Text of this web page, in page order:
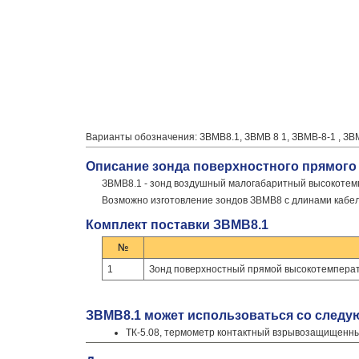
Варианты обозначения: ЗВМВ8.1, ЗВМВ 8 1, ЗВМВ-8-1 ,
Описание зонда поверхностного
ЗВМВ8.1 - зонд воздушный малогабаритный
Возможно изготовление зондов ЗВМВ8 с длинами
Комплект поставки ЗВМВ8.1
№
1
Зонд поверхностный прямой
ЗВМВ8.1 может использоваться со
ТК-5.08, термометр контактный